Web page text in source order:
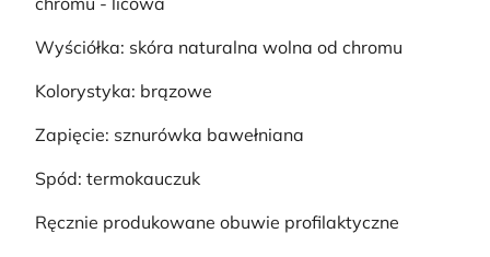
Wyściółka: skóra naturalna wolna od chromu
Kolorystyka: brązowe
Zapięcie: sznurówka bawełniana
Spód: termokauczuk
Ręcznie produkowane obuwie profilaktyczne